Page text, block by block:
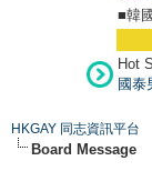
■韓
Hot
國泰
HKGAY 同志資訊平台
Board Message